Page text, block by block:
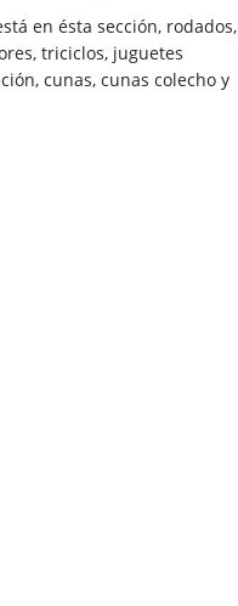
en ésta sección, rodados,
triciclos, juguetes
cunas, cunas colecho y